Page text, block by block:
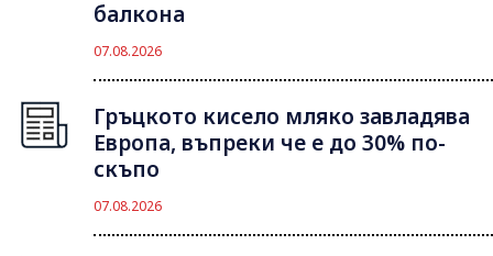
балкона
07.08.2026
Гръцкото кисело мляко завладява
Европа, въпреки че е до 30% по-
скъпо
07.08.2026